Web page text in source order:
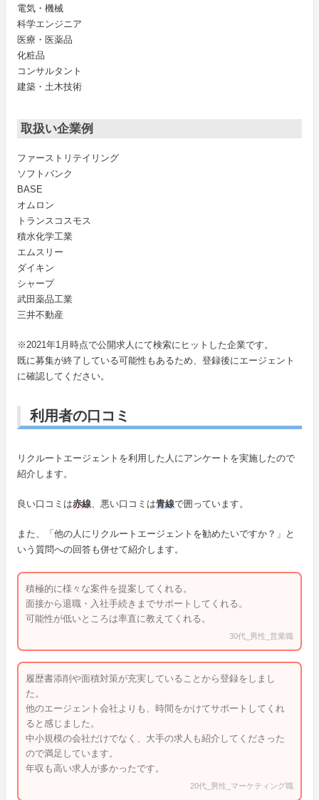
電気・機械
科学エンジニア
医療・医薬品
化粧品
コンサルタント
建築・土木技術
取扱い企業例
ファーストリテイリング
ソフトバンク
BASE
オムロン
トランスコスモス
積水化学工業
エムスリー
ダイキン
シャープ
武田薬品工業
三井不動産
※2021年1月時点で公開求人にて検索にヒットした企業です。
既に募集が終了している可能性もあるため、登録後にエージェント
に確認してください。
利用者の口コミ
リクルートエージェントを利用した人にアンケートを実施したので
紹介します。
良い口コミは赤線、悪い口コミは青線で囲っています。
また、「他の人にリクルートエージェントを勧めたいですか？」と
いう質問への回答も併せて紹介します。
積極的に様々な案件を提案してくれる。
面接から退職・入社手続きまでサポートしてくれる。
可能性が低いところは率直に教えてくれる。
30代_男性_営業職
履歴書添削や面積対策が充実していることから登録をしまし
た。
他のエージェント会社よりも、時間をかけてサポートしてくれ
ると感じました。
中小規模の会社だけでなく、大手の求人も紹介してくださった
ので満足しています。
年収も高い求人が多かったです。
20代_男性_マーケティング職